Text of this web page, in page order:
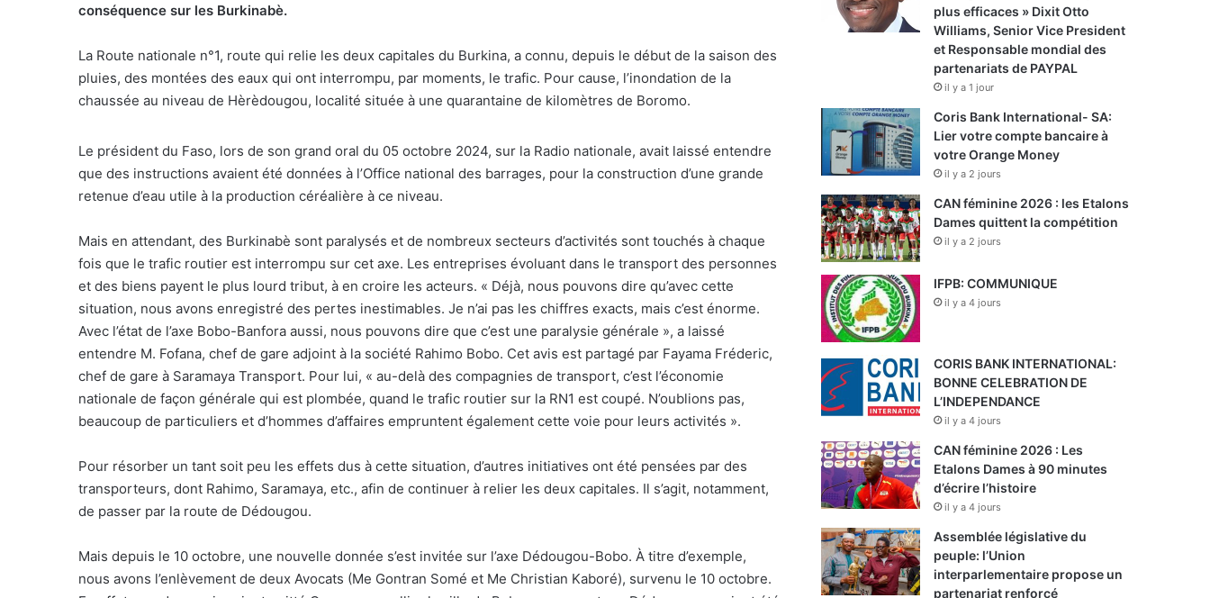
conséquence sur les Burkinabè.
La Route nationale n°1, route qui relie les deux capitales du Burkina, a connu, depuis le début de la saison des
pluies, des montées des eaux qui ont interrompu, par moments, le trafic. Pour cause, l’inondation de la
chaussée au niveau de Hèrèdougou, localité située à une quarantaine de kilomètres de Boromo.
Le président du Faso, lors de son grand oral du 05 octobre 2024, sur la Radio nationale, avait laissé entendre
que des instructions avaient été données à l’Office national des barrages, pour la construction d’une grande
retenue d’eau utile à la production céréalière à ce niveau.
Mais en attendant, des Burkinabè sont paralysés et de nombreux secteurs d’activités sont touchés à chaque
fois que le trafic routier est interrompu sur cet axe. Les entreprises évoluant dans le transport des personnes
et des biens payent le plus lourd tribut, à en croire les acteurs. « Déjà, nous pouvons dire qu’avec cette
situation, nous avons enregistré des pertes inestimables. Je n’ai pas les chiffres exacts, mais c’est énorme.
Avec l’état de l’axe Bobo-Banfora aussi, nous pouvons dire que c’est une paralysie générale », a laissé
entendre M. Fofana, chef de gare adjoint à la société Rahimo Bobo. Cet avis est partagé par Fayama Fréderic,
chef de gare à Saramaya Transport. Pour lui, « au-delà des compagnies de transport, c’est l’économie
nationale de façon générale qui est plombée, quand le trafic routier sur la RN1 est coupé. N’oublions pas,
beaucoup de particuliers et d’hommes d’affaires empruntent également cette voie pour leurs activités ».
Pour résorber un tant soit peu les effets dus à cette situation, d’autres initiatives ont été pensées par des
transporteurs, dont Rahimo, Saramaya, etc., afin de continuer à relier les deux capitales. Il s’agit, notamment,
de passer par la route de Dédougou.
Mais depuis le 10 octobre, une nouvelle donnée s’est invitée sur l’axe Dédougou-Bobo. À titre d’exemple,
nous avons l’enlèvement de deux Avocats (Me Gontran Somé et Me Christian Kaboré), survenu le 10 octobre.
plus efficaces » Dixit Otto
Williams, Senior Vice President
et Responsable mondial des
partenariats de PAYPAL
il y a 1 jour
Coris Bank International- SA:
Lier votre compte bancaire à
votre Orange Money
il y a 2 jours
CAN féminine 2026 : les Etalons
Dames quittent la compétition
il y a 2 jours
IFPB: COMMUNIQUE
il y a 4 jours
CORIS BANK INTERNATIONAL:
BONNE CELEBRATION DE
L’INDEPENDANCE
il y a 4 jours
CAN féminine 2026 : Les
Etalons Dames à 90 minutes
d’écrire l’histoire
il y a 4 jours
Assemblée législative du
peuple: l’Union
interparlementaire propose un
partenariat renforcé